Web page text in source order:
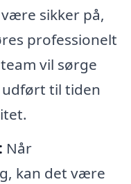
sikker på,
professionelt
vil sørge
til tiden
Når
kan det være